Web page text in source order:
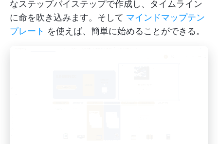
なステップバイステップで作成し、タイムライン
に命を吹き込みます。そして マインドマップテン
プレート を使えば、簡単に始めることができる。